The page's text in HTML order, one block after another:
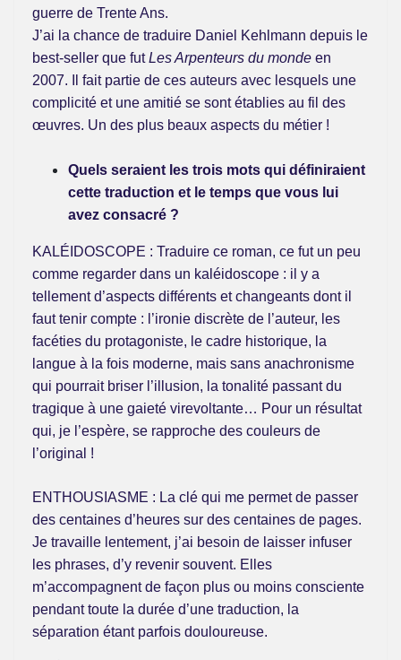
guerre de Trente Ans.
J’ai la chance de traduire Daniel Kehlmann depuis le
best-seller que futLes Arpenteurs du monde en
2007. Il fait partie de ces auteurs avec lesquels une
complicité et une amitié se sont établies au fil des
œuvres. Un des plus beaux aspects du métier !
Quels seraient les trois mots qui définiraient
cette traduction et le temps que vous lui
avez consacré ?
KALÉIDOSCOPE : Traduire ce roman, ce fut un peu
comme regarder dans un kaléidoscope : il y a
tellement d’aspects différents et changeants dont il
faut tenir compte : l’ironie discrète de l’auteur, les
facéties du protagoniste, le cadre historique, la
langue à la fois moderne, mais sans anachronisme
qui pourrait briser l’illusion, la tonalité passant du
tragique à une gaieté virevoltante… Pour un résultat
qui, je l’espère, se rapproche des couleurs de
l’original !
ENTHOUSIASME : La clé qui me permet de passer
des centaines d’heures sur des centaines de pages.
Je travaille lentement, j’ai besoin de laisser infuser
les phrases, d’y revenir souvent. Elles
m’accompagnent de façon plus ou moins consciente
pendant toute la durée d’une traduction, la
séparation étant parfois douloureuse.